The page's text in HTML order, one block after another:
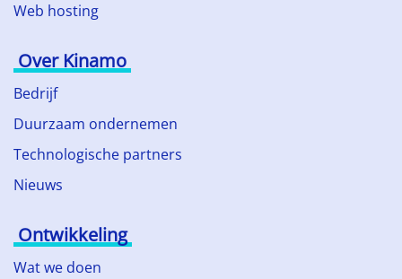
Web hosting
Over Kinamo
Bedrijf
Duurzaam ondernemen
Technologische partners
Nieuws
Ontwikkeling
Wat we doen